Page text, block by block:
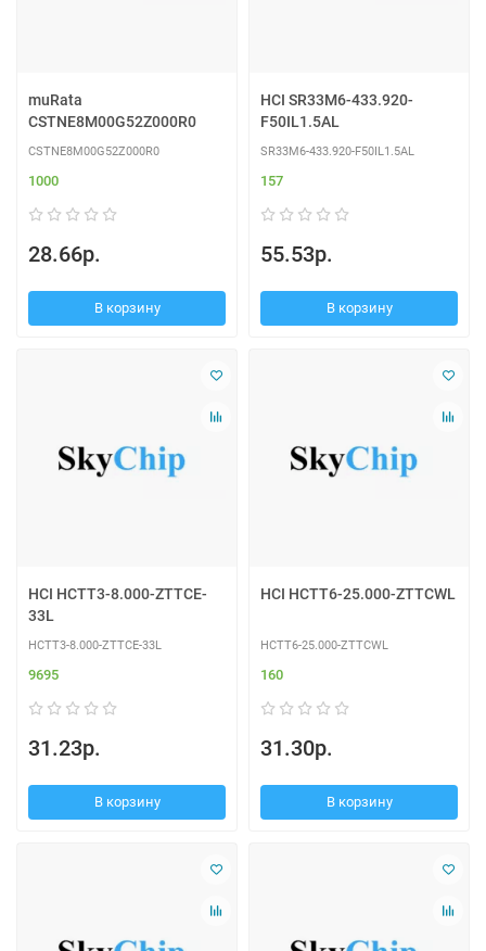
muRata
CSTNE8M00G52Z000R0
CSTNE8M00G52Z000R0
1000
28.66р.
В корзину
HCI SR33M6-433.920-
F50IL1.5AL
SR33M6-433.920-F50IL1.5AL
157
55.53р.
В корзину
HCI HCTT3-8.000-ZTTCE-
33L
HCTT3-8.000-ZTTCE-33L
9695
31.23р.
В корзину
HCI HCTT6-25.000-ZTTCWL
HCTT6-25.000-ZTTCWL
160
31.30р.
В корзину